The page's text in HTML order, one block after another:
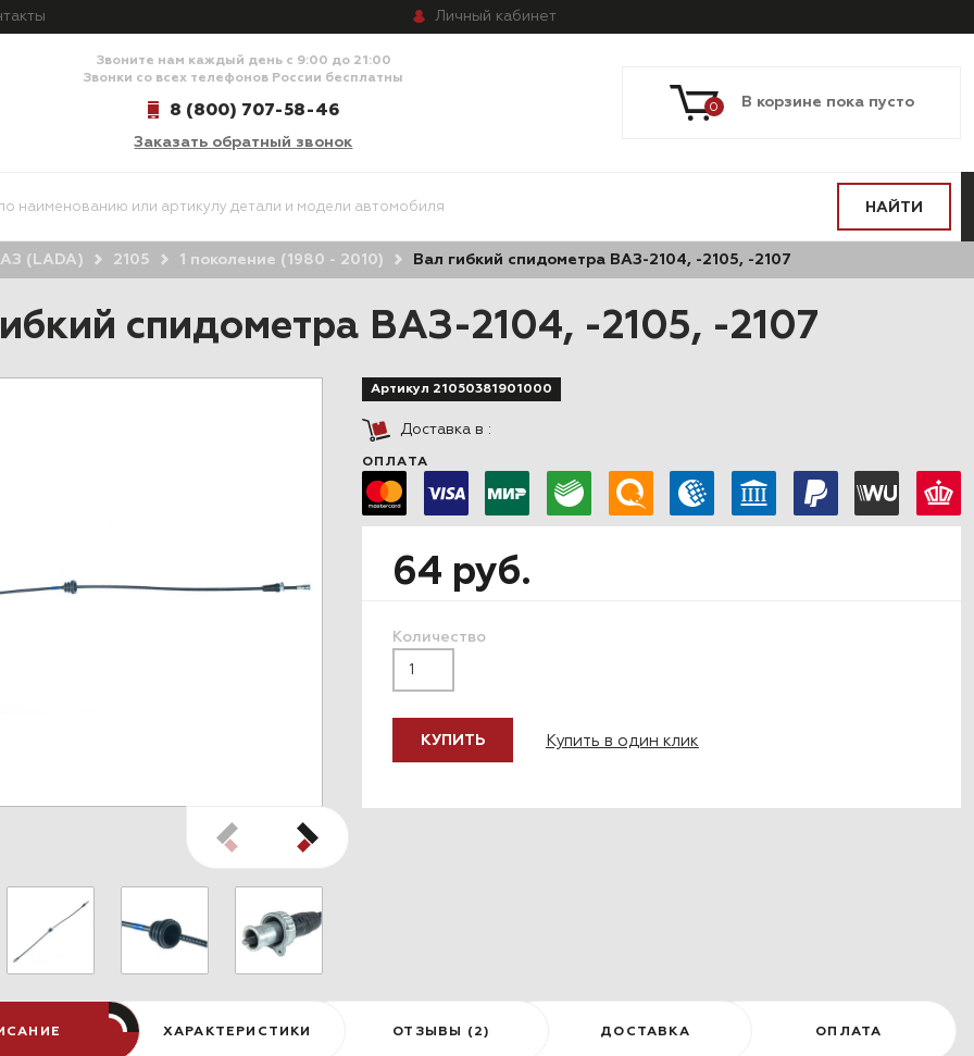
Личный кабинет
Звоните нам каждый день с 9:00 до 21:00
Звонки со всех телефонов России бесплатны
8 (800) 707-58-46
Заказать обратный звонок
0 В корзине пока пусто
НАЙТИ
(LADA) 2105 1 поколение (1980 - 2010) Вал гибкий спидометра ВАЗ-2104, -2105, -2107
спидометра ВАЗ-2104, -2105, -2107
Артикул 21050381901000
Доставка в :
ОПЛАТА
64 руб.
Количество
КУПИТЬ Купить в один клик
ХАРАКТЕРИСТИКИ ОТЗЫВЫ (2) ДОСТАВКА ОПЛАТА